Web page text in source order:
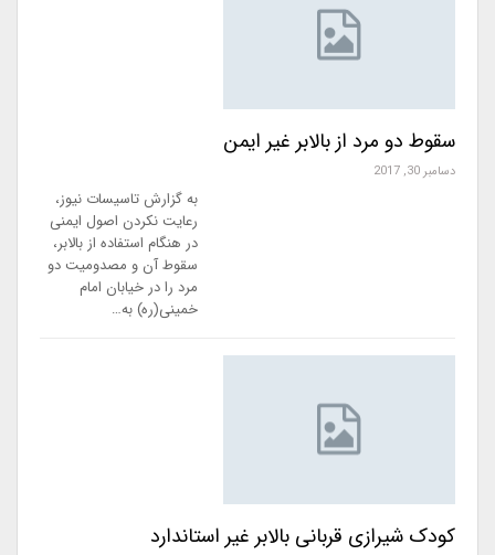
سقوط دو مرد از بالابر غیر ایمن
دسامبر 30, 2017
به گزارش تاسیسات نیوز،
رعایت نکردن اصول ایمنی
در هنگام استفاده از بالابر،
سقوط آن و مصدومیت دو
مرد را در خیابان امام
خمینی(ره) به…
کودک شيرازی قربانی بالابر غیر استاندارد